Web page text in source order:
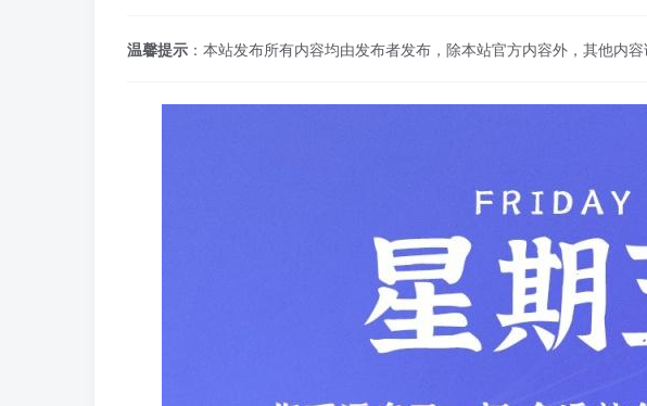
温馨提示 ：本站发布所有内容均由发布者发布，除本站官方内容外，其他内容